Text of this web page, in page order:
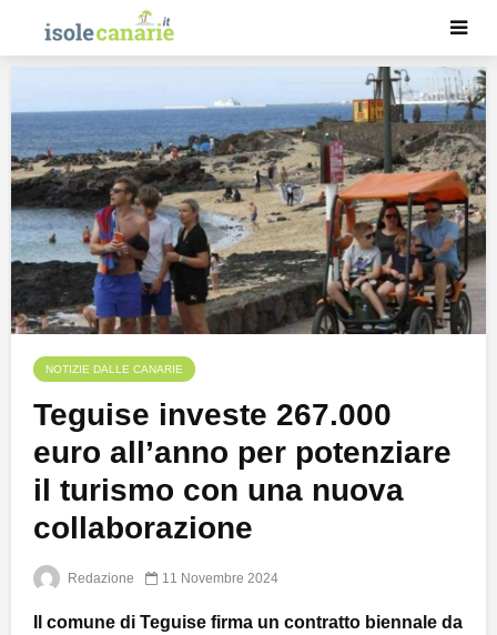
NOTIZIE DALLE CANARIE
Teguise investe 267.000
euro all’anno per potenziare
il turismo con una nuova
collaborazione
Redazione 11 Novembre 2024
Il comune di Teguise firma un contratto biennale da